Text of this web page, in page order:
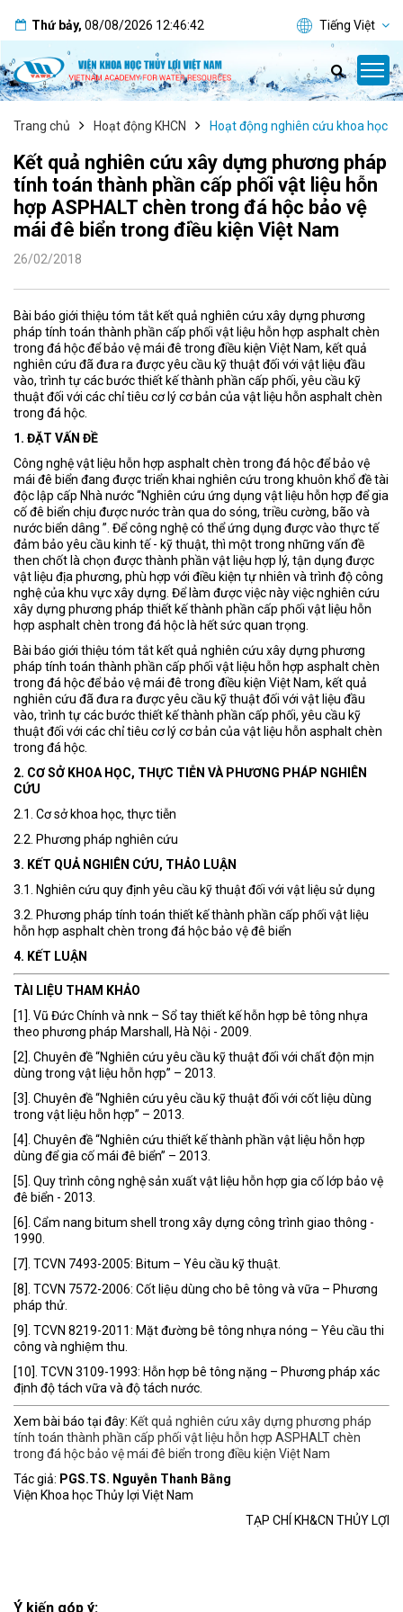
Thứ bảy, 08/08/2026 12:46:43 Tiếng Việt
Trang chủ Hoạt động KHCN Hoạt động nghiên cứu khoa học
Kết quả nghiên cứu xây dựng phương pháp
tính toán thành phần cấp phối vật liệu hỗn
hợp ASPHALT chèn trong đá hộc bảo vệ
mái đê biển trong điều kiện Việt Nam
26/02/2018
Bài báo giới thiệu tóm tắt kết quả nghiên cứu xây dựng phương
pháp tính toán thành phần cấp phối vật liệu hỗn hợp asphalt chèn
trong đá hộc để bảo vệ mái đê trong điều kiện Việt Nam, kết quả
nghiên cứu đã đưa ra được yêu cầu kỹ thuật đối với vật liệu đầu
vào, trình tự các bước thiết kế thành phần cấp phối, yêu cầu kỹ
thuật đối với các chỉ tiêu cơ lý cơ bản của vật liệu hỗn asphalt chèn
trong đá hộc.
1. ĐẶT VẤN ĐỀ
Công nghệ vật liệu hỗn hợp asphalt chèn trong đá hộc để bảo vệ
mái đê biển đang được triển khai nghiên cứu trong khuôn khổ đề tài
độc lập cấp Nhà nước “Nghiên cứu ứng dụng vật liệu hỗn hợp để gia
cố đê biển chịu được nước tràn qua do sóng, triều cường, bão và
nước biển dâng ”. Để công nghệ có thể ứng dụng được vào thực tế
đảm bảo yêu cầu kinh tế - kỹ thuật, thì một trong những vấn đề
then chốt là chọn được thành phần vật liệu hợp lý, tận dụng được
vật liệu địa phương, phù hợp với điều kiện tự nhiên và trình độ công
nghệ của khu vực xây dựng. Để làm được việc này việc nghiên cứu
xây dựng phương pháp thiết kế thành phần cấp phối vật liệu hỗn
hợp asphalt chèn trong đá hộc là hết sức quan trọng.
Bài báo giới thiệu tóm tắt kết quả nghiên cứu xây dựng phương
pháp tính toán thành phần cấp phối vật liệu hỗn hợp asphalt chèn
trong đá hộc để bảo vệ mái đê trong điều kiện Việt Nam, kết quả
nghiên cứu đã đưa ra được yêu cầu kỹ thuật đối với vật liệu đầu
vào, trình tự các bước thiết kế thành phần cấp phối, yêu cầu kỹ
thuật đối với các chỉ tiêu cơ lý cơ bản của vật liệu hỗn asphalt chèn
trong đá hộc.
2. CƠ SỞ KHOA HỌC, THỰC TIỄN VÀ PHƯƠNG PHÁP NGHIÊN
CỨU
2.1. Cơ sở khoa học, thực tiễn
2.2. Phương pháp nghiên cứu
3. KẾT QUẢ NGHIÊN CỨU, THẢO LUẬN
3.1. Nghiên cứu quy định yêu cầu kỹ thuật đối với vật liệu sử dụng
3.2. Phương pháp tính toán thiết kế thành phần cấp phối vật liệu
hỗn hợp asphalt chèn trong đá hộc bảo vệ đê biển
4. KẾT LUẬN
TÀI LIỆU THAM KHẢO
[1]. Vũ Đức Chính và nnk – Sổ tay thiết kế hỗn hợp bê tông nhựa
theo phương pháp Marshall, Hà Nội - 2009.
[2]. Chuyên đề “Nghiên cứu yêu cầu kỹ thuật đối với chất độn mịn
dùng trong vật liệu hỗn hợp” – 2013.
[3]. Chuyên đề “Nghiên cứu yêu cầu kỹ thuật đối với cốt liệu dùng
trong vật liệu hỗn hợp” – 2013.
[4]. Chuyên đề “Nghiên cứu thiết kế thành phần vật liệu hỗn hợp
dùng để gia cố mái đê biển” – 2013.
[5]. Quy trình công nghệ sản xuất vật liệu hỗn hợp gia cố lớp bảo vệ
đê biển - 2013.
[6]. Cẩm nang bitum shell trong xây dựng công trình giao thông -
1990.
[7]. TCVN 7493-2005: Bitum – Yêu cầu kỹ thuật.
[8]. TCVN 7572-2006: Cốt liệu dùng cho bê tông và vữa – Phương
pháp thử.
[9]. TCVN 8219-2011: Mặt đường bê tông nhựa nóng – Yêu cầu thi
công và nghiệm thu.
[10]. TCVN 3109-1993: Hỗn hợp bê tông nặng – Phương pháp xác
định độ tách vữa và độ tách nước.
Xem bài báo tại đây: Kết quả nghiên cứu xây dựng phương pháp
tính toán thành phần cấp phối vật liệu hỗn hợp ASPHALT chèn
trong đá hộc bảo vệ mái đê biển trong điều kiện Việt Nam
Tác giả: PGS.TS. Nguyễn Thanh Bằng
Viện Khoa học Thủy lợi Việt Nam
TẠP CHÍ KH&CN THỦY LỢI
Ý kiến góp ý: